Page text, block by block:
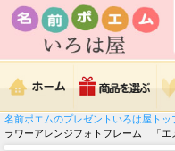
名前ポエムのプレゼントいろは屋トッ
ラワーアレンジフォトフレーム 「エ